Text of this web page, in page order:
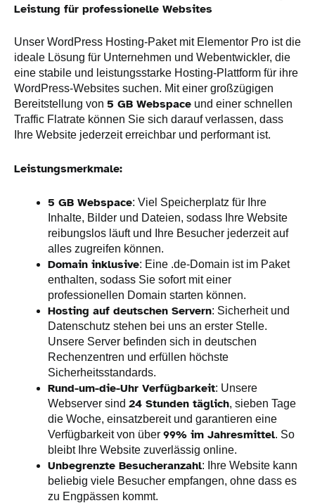
Leistung für professionelle Websites
Unser WordPress Hosting-Paket mit Elementor Pro ist die
ideale Lösung für Unternehmen und Webentwickler, die
eine stabile und leistungsstarke Hosting-Plattform für ihre
WordPress-Websites suchen. Mit einer großzügigen
Bereitstellung von 5 GB Webspace und einer schnellen
Traffic Flatrate können Sie sich darauf verlassen, dass
Ihre Website jederzeit erreichbar und performant ist.
Leistungsmerkmale:
5 GB Webspace: Viel Speicherplatz für Ihre
Inhalte, Bilder und Dateien, sodass Ihre Website
reibungslos läuft und Ihre Besucher jederzeit auf
alles zugreifen können.
Domain inklusive: Eine .de-Domain ist im Paket
enthalten, sodass Sie sofort mit einer
professionellen Domain starten können.
Hosting auf deutschen Servern: Sicherheit und
Datenschutz stehen bei uns an erster Stelle.
Unsere Server befinden sich in deutschen
Rechenzentren und erfüllen höchste
Sicherheitsstandards.
Rund-um-die-Uhr Verfügbarkeit: Unsere
Webserver sind 24 Stunden täglich, sieben Tage
die Woche, einsatzbereit und garantieren eine
Verfügbarkeit von über 99% im Jahresmittel. So
bleibt Ihre Website zuverlässig online.
Unbegrenzte Besucheranzahl: Ihre Website kann
beliebig viele Besucher empfangen, ohne dass es
zu Engpässen kommt.